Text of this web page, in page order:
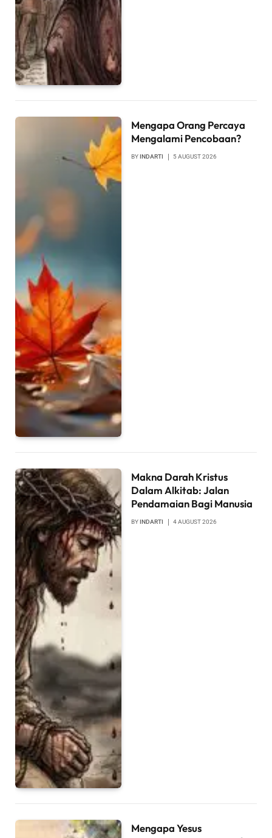
Mengapa Orang Percaya
Mengalami Pencobaan?
BYINDARTI 5 AUGUST 2026
Makna Darah Kristus
Dalam Alkitab: Jalan
Pendamaian Bagi Manusia
BYINDARTI 4 AUGUST 2026
Mengapa Yesus